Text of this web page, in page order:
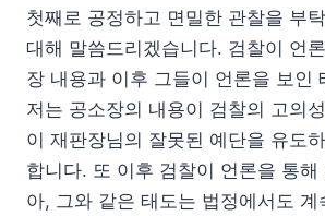
첫째로 공정하고 면밀한 관찰을 부
대해 말씀드리겠습니다. 검찰이 언
장 내용과 이후 그들이 언론을 보인
저는 공소장의 내용이 검찰의 고의
이 재판장님의 잘못된 예단을 유도
합니다. 또 이후 검찰이 언론을 통해
아, 그와 같은 태도는 법정에서도